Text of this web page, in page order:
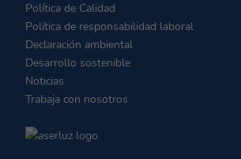
Política de Calidad
Política de responsabilidad laboral
Declaración ambiental
Desarrollo sostenible
Noticias
Trabaja con nosotros